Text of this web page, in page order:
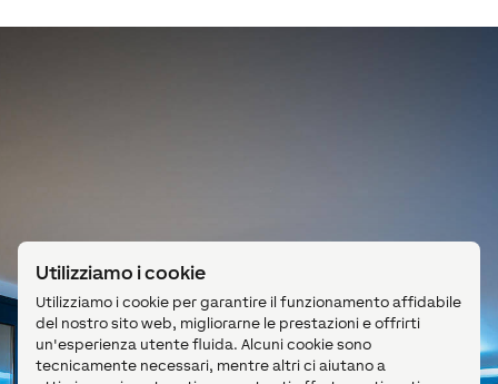
Utilizziamo i cookie
Utilizziamo i cookie per garantire il funzionamento affidabile
del nostro sito web, migliorarne le prestazioni e offrirti
un'esperienza utente fluida. Alcuni cookie sono
tecnicamente necessari, mentre altri ci aiutano a
Illuminazione Tree
La famiglia ha scelto, tra l’altro, gli LED spot